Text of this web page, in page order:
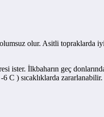
olur. Asitli topraklarda
ister. İlkbaharın geç
C ) sıcaklıklarda zararlanabilir.